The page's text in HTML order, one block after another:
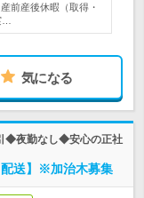
前産後休暇（取得・
気になる
◆夜勤なし◆安心の正社
送】※加治木募集